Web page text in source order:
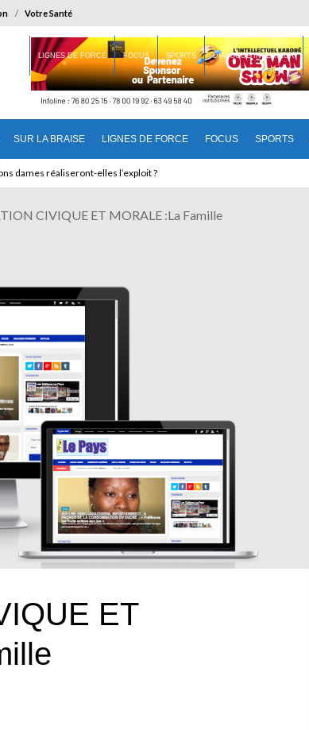
Votre Santé
SUR LA BRAISE LIGNES DE FORCE FOCUS SPORTS
LIGNES DE FORCE FOCUS SPORTS DIALOGUE INTERIEUR
dames réaliseront-elles l’exploit ?
: Une mesure souveraine aux conséquences multiples pour l’Afrique
CIVIQUE ET MORALE :La Famille
ET